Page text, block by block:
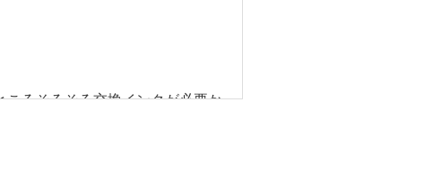
ろそろそろ交換インクが必要か